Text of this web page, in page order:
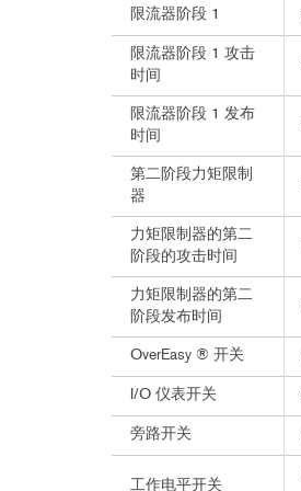
限流器阶段 1
限流器阶段 1 攻击
时间
限流器阶段 1 发布
时间
第二阶段力矩限制
器
力矩限制器的第二
阶段的攻击时间
力矩限制器的第二
阶段发布时间
OverEasy ® 开关
I/O 仪表开关
旁路开关
工作电平开关